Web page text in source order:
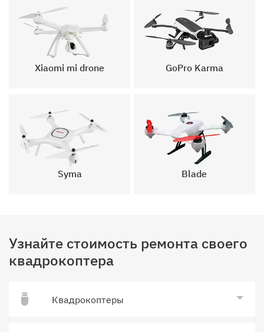
Xiaomi mi drone GoPro Karma
Syma Blade
Узнайте стоимость ремонта своего
квадрокоптера
Квадрокоптеры